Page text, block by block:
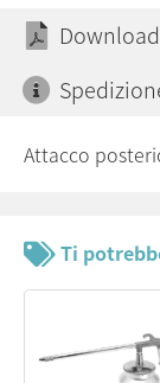
Attacco
Ti